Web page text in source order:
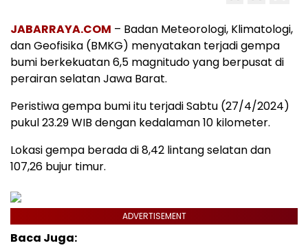
JABARRAYA.COM – Badan Meteorologi, Klimatologi,
dan Geofisika (BMKG) menyatakan terjadi gempa
bumi berkekuatan 6,5 magnitudo yang berpusat di
perairan selatan Jawa Barat.
Peristiwa gempa bumi itu terjadi Sabtu (27/4/2024)
pukul 23.29 WIB dengan kedalaman 10 kilometer.
Lokasi gempa berada di 8,42 lintang selatan dan
107,26 bujur timur.
ADVERTISEMENT
Baca Juga: